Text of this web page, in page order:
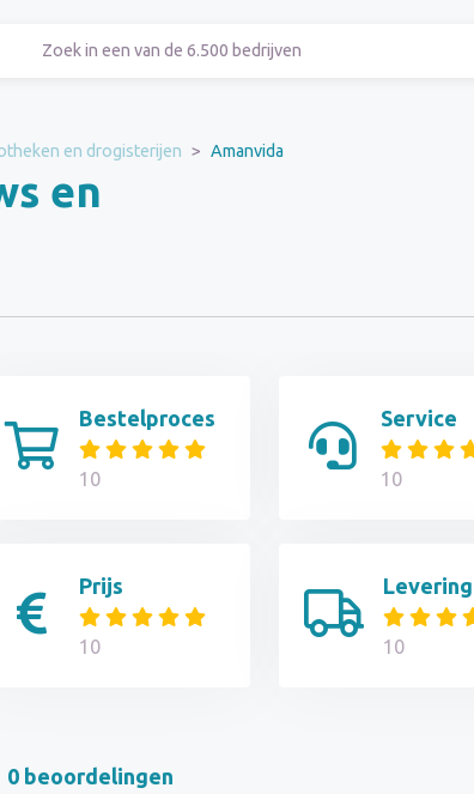
en drogisterijen Amanvida
en
Bestelproces
10
Prijs
10
Service
10
Levering
10
0 beoordelingen